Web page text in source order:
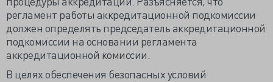
регламент работы аккредитационной подкомиссии
должен определять председатель аккредитационной
подкомиссии на основании регламента
аккредитационной комиссии.
В целях обеспечения безопасных условий